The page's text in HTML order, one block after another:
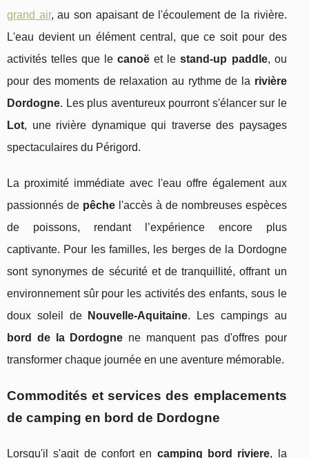
grand air, au son apaisant de l'écoulement de la rivière.
L'eau devient un élément central, que ce soit pour des
activités telles que lecanoë et lestand-up paddle, ou
pour des moments de relaxation au rythme de la rivière
Dordogne. Les plus aventureux pourront s'élancer sur le
Lot, une rivière dynamique qui traverse des paysages
spectaculaires du Périgord.
La proximité immédiate avec l'eau offre également aux
passionnés de pêchel'accès à de nombreuses espèces
de poissons, rendant l’expérience encore plus
captivante. Pour les familles, les berges de la Dordogne
sont synonymes de sécurité et de tranquillité, offrant un
environnement sûr pour les activités des enfants, sous le
doux soleil de
Nouvelle-Aquitaine. Les campings au
bord de la Dordogne ne manquent pas d'offres pour
transformer chaque journée en une aventure mémorable.
Commodités et services des emplacements
de camping en bord de Dordogne
Lorsqu'il s'agit de confort en camping bord riviere, la